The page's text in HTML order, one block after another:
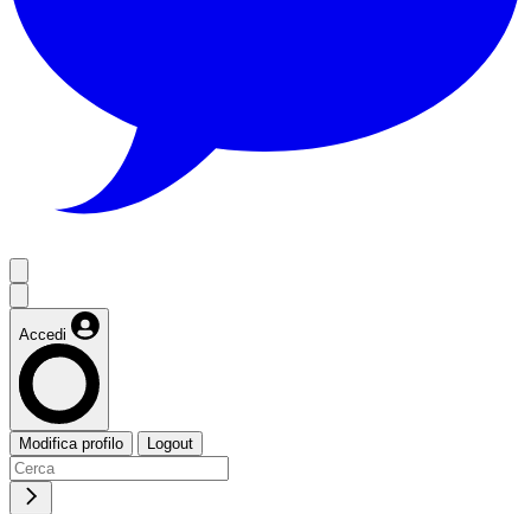
Accedi
Modifica profilo Logout